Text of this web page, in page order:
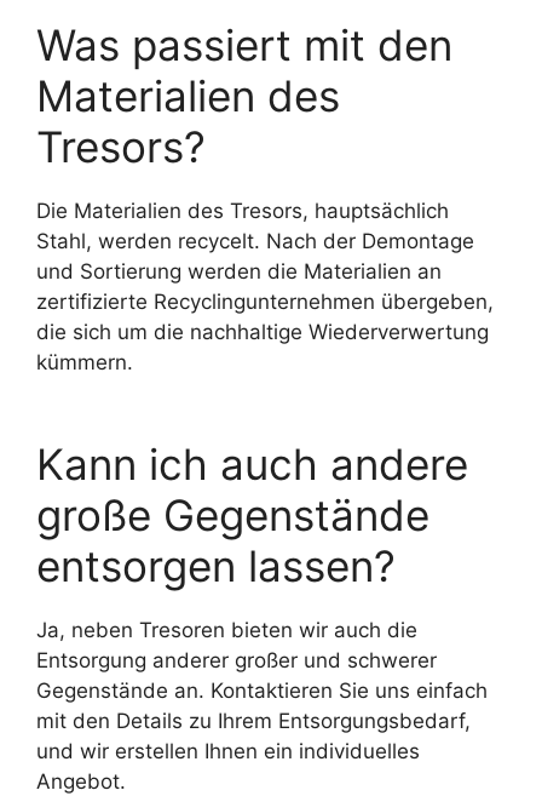
Was passiert mit den
Materialien des
Tresors?
Die Materialien des Tresors, hauptsächlich
Stahl, werden recycelt. Nach der Demontage
und Sortierung werden die Materialien an
zertifizierte Recyclingunternehmen übergeben,
die sich um die nachhaltige Wiederverwertung
kümmern.
Kann ich auch andere
große Gegenstände
entsorgen lassen?
Ja, neben Tresoren bieten wir auch die
Entsorgung anderer großer und schwerer
Gegenstände an. Kontaktieren Sie uns einfach
mit den Details zu Ihrem Entsorgungsbedarf,
und wir erstellen Ihnen ein individuelles
Angebot.